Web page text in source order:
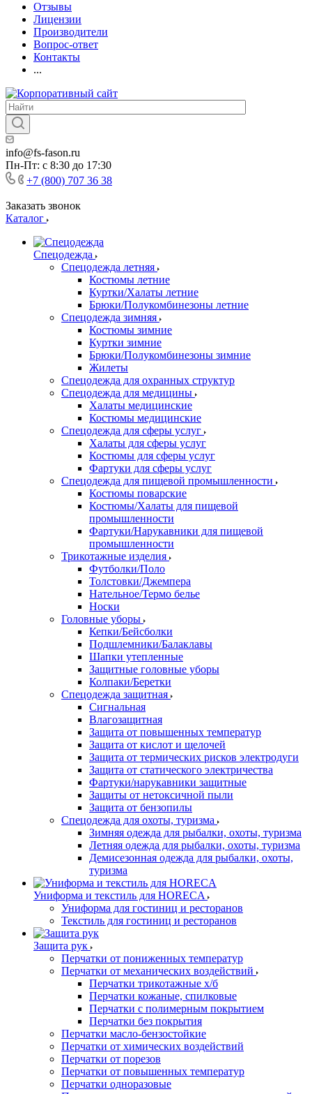
Отзывы
Лицензии
Производители
Вопрос-ответ
Контакты
...
info@fs-fason.ru
Пн-Пт: с 8:30 до 17:30
+7 (800) 707 36 38
Заказать звонок
Каталог
Спецодежда
Спецодежда летняя
Костюмы летние
Куртки/Халаты летние
Брюки/Полукомбинезоны летние
Спецодежда зимняя
Костюмы зимние
Куртки зимние
Брюки/Полукомбинезоны зимние
Жилеты
Спецодежда для охранных структур
Спецодежда для медицины
Халаты медицинские
Костюмы медицинские
Спецодежда для сферы услуг
Халаты для сферы услуг
Костюмы для сферы услуг
Фартуки для сферы услуг
Спецодежда для пищевой промышленности
Костюмы поварские
Костюмы/Халаты для пищевой
промышленности
Фартуки/Нарукавники для пищевой
промышленности
Трикотажные изделия
Футболки/Поло
Толстовки/Джемпера
Нательное/Термо белье
Носки
Головные уборы
Кепки/Бейсболки
Подшлемники/Балаклавы
Шапки утепленные
Защитные головные уборы
Колпаки/Беретки
Спецодежда защитная
Сигнальная
Влагозащитная
Защита от повышенных температур
Защита от кислот и щелочей
Защита от термических рисков электродуги
Защита от статического электричества
Фартуки/нарукавники защитные
Защиты от нетоксичной пыли
Защита от бензопилы
Спецодежда для охоты, туризма
Зимняя одежда для рыбалки, охоты, туризма
Летняя одежда для рыбалки, охоты, туризма
Демисезонная одежда для рыбалки, охоты,
туризма
Униформа и текстиль для HORECA
Униформа для гостиниц и ресторанов
Текстиль для гостиниц и ресторанов
Защита рук
Перчатки от пониженных температур
Перчатки от механических воздействий
Перчатки трикотажные х/б
Перчатки кожаные, спилковые
Перчатки с полимерным покрытием
Перчатки без покрытия
Перчатки масло-бензостойкие
Перчатки от химических воздействий
Перчатки от порезов
Перчатки от повышенных температур
Перчатки одноразовые